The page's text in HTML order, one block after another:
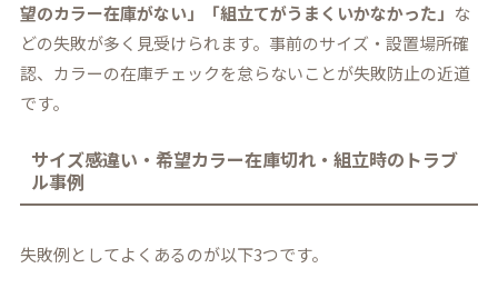
望のカラー在庫がない」「組立てがうまくいかなかった」 な
どの失敗が多く見受けられます。事前のサイズ・設置場所確
認、カラーの在庫チェックを怠らないことが失敗防止の近道
です。
サイズ感違い・希望カラー在庫切れ・組立時のトラブ
ル事例
失敗例としてよくあるのが以下3つです。